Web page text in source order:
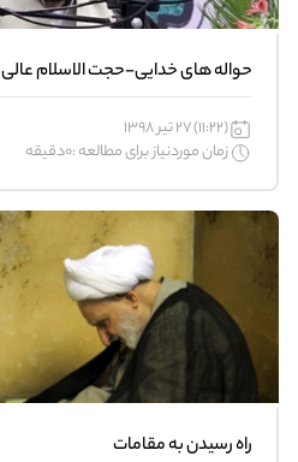
حواله های خدایی-حجت الاسلام عالی
(11:22) 27 تیر 1398
زمان موردنیاز برای مطالعه :0دقیقه
راه رسیدن به مقامات